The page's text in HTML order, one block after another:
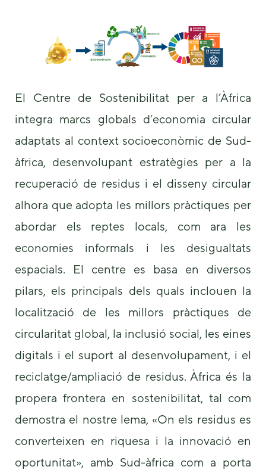
El Centre de Sostenibilitat per a l’Àfrica
integra marcs globals d’economia circular
adaptats al context socioeconòmic de Sud-
àfrica, desenvolupant estratègies per a la
recuperació de residus i el disseny circular
alhora que adopta les millors pràctiques per
abordar els reptes locals, com ara les
economies informals i les desigualtats
espacials. El centre es basa en diversos
pilars, els principals dels quals inclouen la
localització de les millors pràctiques de
circularitat global, la inclusió social, les eines
digitals i el suport al desenvolupament, i el
reciclatge/ampliació de residus. Àfrica és la
propera frontera en sostenibilitat, tal com
demostra el nostre lema, «On els residus es
converteixen en riquesa i la innovació en
oportunitat», amb Sud-àfrica com a porta